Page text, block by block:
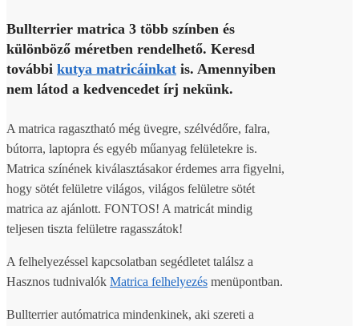
Bullterrier matrica 3 több színben és
különböző méretben rendelhető. Keresd
további kutya matricáinkat is. Amennyiben
nem látod a kedvencedet írj nekünk.
A matrica ragasztható még üvegre, szélvédőre, falra,
bútorra, laptopra és egyéb műanyag felületekre is.
Matrica színének kiválasztásakor érdemes arra figyelni,
hogy sötét felületre világos, világos felületre sötét
matrica az ajánlott. FONTOS! A matricát mindig
teljesen tiszta felületre ragasszátok!
A felhelyezéssel kapcsolatban segédletet találsz a
Hasznos tudnivalók Matrica felhelyezés menüpontban.
Bullterrier autómatrica mindenkinek, aki szereti a